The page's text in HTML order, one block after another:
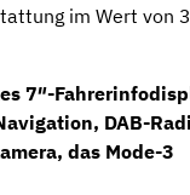
im Wert von
7″-
, DAB-
, das Mode-3